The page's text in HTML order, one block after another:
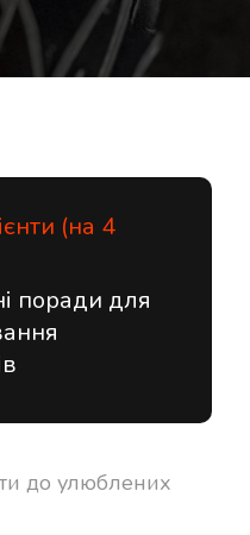
(на 4
поради для
до улюблених